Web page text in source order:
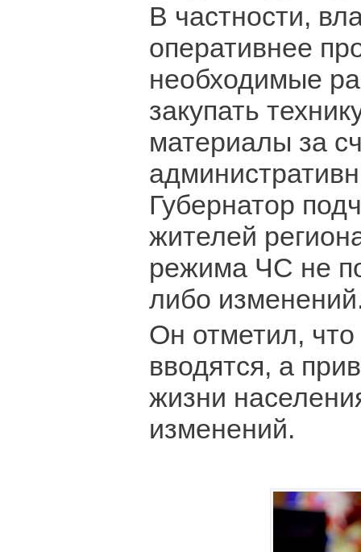
В частности,
оперативнее
необходимые
закупать
материалы за
Губернатор
жителей
режима ЧС не
либо
Он отметил,
вводятся, а
жизни
изменений.